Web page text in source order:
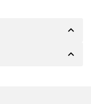
expand_less
。房主随后会向您
expand_less